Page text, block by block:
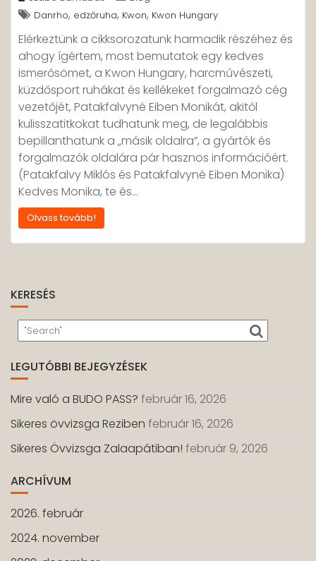
Danrho, edzőruha, Kwon, Kwon Hungary
Elérkeztünk a cikksorozatunk harmadik részéhez és
ahogy ígértem, most bemutatok egy kedves
ismerősömet, a Kwon Hungary, harcművészeti,
küzdősport ruhákat és kellékeket forgalmazó cég
vezetőjét, Patakfalvyné Eiben Monikát, akitől
kulisszatitkokat tudhatunk meg, de legalábbis
bepillanthatunk a „másik oldalra”, a gyártók és
forgalmazók oldalára pár hasznos információért.
(Patakfalvy Miklós és Patakfalvyné Eiben Monika)
Kedves Monika, te és…
Olvass tovább!
KERESÉS
LEGUTÓBBI BEJEGYZÉSEK
Mire való a BUDO PASS? február 16, 2026
Sikeres övvizsga Reziben február 16, 2026
Sikeres Övvizsga Zalaapátiban! február 9, 2026
ARCHÍVUM
2026. február
2024. november